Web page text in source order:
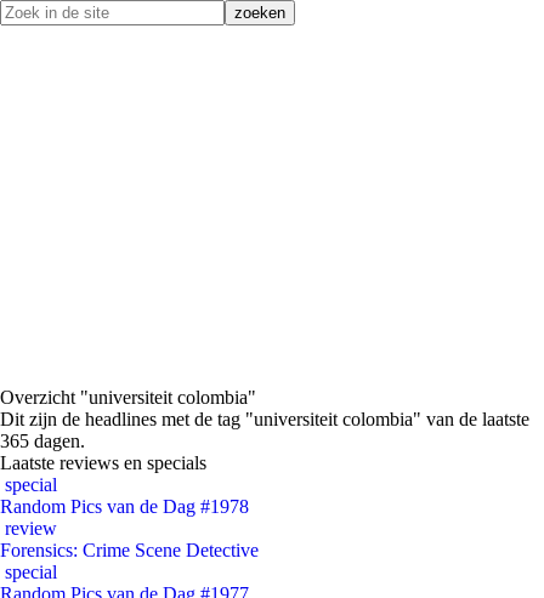
Overzicht "universiteit colombia"
Dit zijn de headlines met de tag "universiteit colombia" van de laatste
365 dagen.
Laatste reviews en specials
special
Random Pics van de Dag #1978
review
Forensics: Crime Scene Detective
special
Random Pics van de Dag #1977